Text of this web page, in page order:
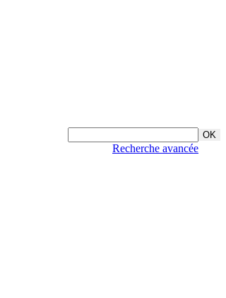
Recherche avancée